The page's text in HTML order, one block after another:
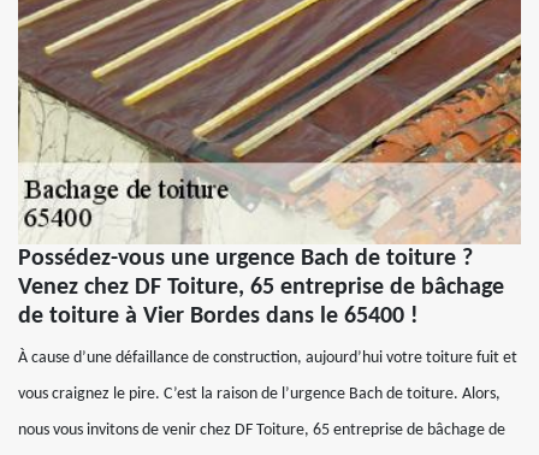
Possédez-vous une urgence Bach de toiture ?
Venez chez DF Toiture, 65 entreprise de bâchage
de toiture à Vier Bordes dans le 65400 !
À cause d’une défaillance de construction, aujourd’hui votre toiture fuit et
vous craignez le pire. C’est la raison de l’urgence Bach de toiture. Alors,
nous vous invitons de venir chez DF Toiture, 65 entreprise de bâchage de